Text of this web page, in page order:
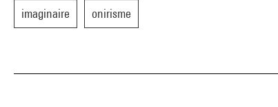
imaginaire onirisme